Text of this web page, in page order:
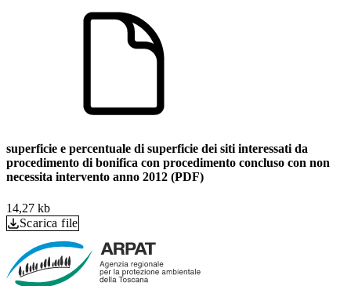
superficie e percentuale di superficie dei siti interessati da
procedimento di bonifica con procedimento concluso con non
necessita intervento anno 2012 (PDF)
14,27 kb
Scarica file